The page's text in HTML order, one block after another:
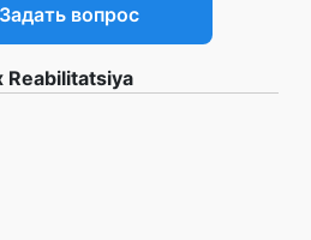
Задать вопрос
Reabilitatsiya